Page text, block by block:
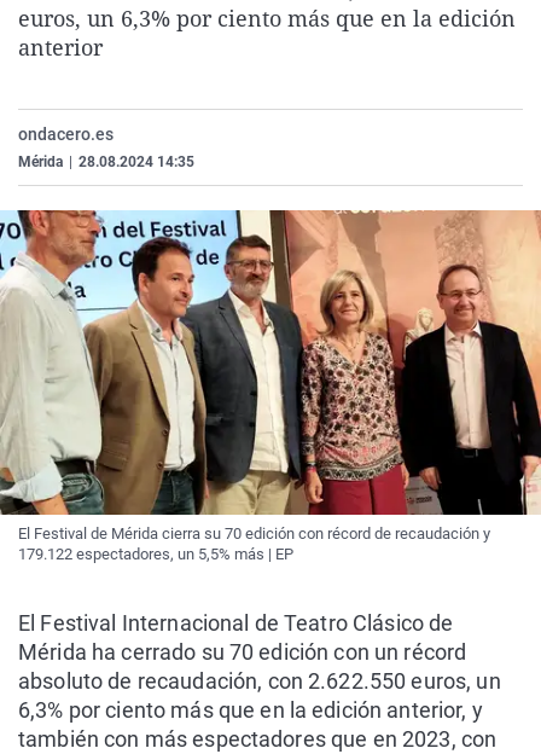
La rosa de los vientos
Como el perro y el
Caso
Equipo de
Extremadura
La Rioja
País Vasco
Virales
Elecciones
euros, un 6,3% por ciento más que en la edición
anterior
ondacero.es
Mérida 28.08.2024 14:35
El Festival de Mérida cierra su 70 edición con récord de recaudación y
179.122 espectadores, un 5,5% más | EP
El Festival Internacional de Teatro Clásico de
Mérida ha cerrado su 70 edición con un récord
absoluto de recaudación, con 2.622.550 euros, un
6,3% por ciento más que en la edición anterior, y
también con más espectadores que en 2023, con